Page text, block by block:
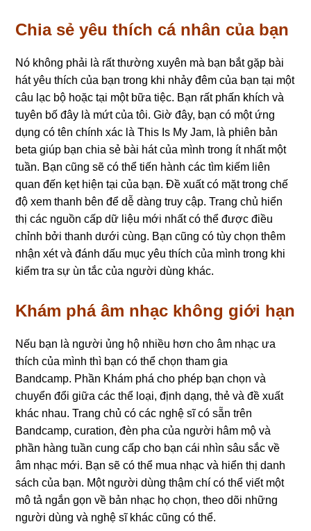
Chia sẻ yêu thích cá nhân của bạn
Nó không phải là rất thường xuyên mà bạn bắt gặp bài
hát yêu thích của bạn trong khi nhảy đêm của bạn tại một
câu lạc bộ hoặc tại một bữa tiệc. Bạn rất phấn khích và
tuyên bố đây là mứt của tôi. Giờ đây, bạn có một ứng
dụng có tên chính xác là This Is My Jam, là phiên bản
beta giúp bạn chia sẻ bài hát của mình trong ít nhất một
tuần. Bạn cũng sẽ có thể tiến hành các tìm kiếm liên
quan đến kẹt hiện tại của bạn. Đề xuất có mặt trong chế
độ xem thanh bên để dễ dàng truy cập. Trang chủ hiển
thị các nguồn cấp dữ liệu mới nhất có thể được điều
chỉnh bởi thanh dưới cùng. Bạn cũng có tùy chọn thêm
nhận xét và đánh dấu mục yêu thích của mình trong khi
kiểm tra sự ùn tắc của người dùng khác.
Khám phá âm nhạc không giới hạn
Nếu bạn là người ủng hộ nhiều hơn cho âm nhạc ưa
thích của mình thì bạn có thể chọn tham gia
Bandcamp. Phần Khám phá cho phép bạn chọn và
chuyển đổi giữa các thể loại, định dạng, thẻ và đề xuất
khác nhau. Trang chủ có các nghệ sĩ có sẵn trên
Bandcamp, curation, đèn pha của người hâm mộ và
phần hàng tuần cung cấp cho bạn cái nhìn sâu sắc về
âm nhạc mới. Bạn sẽ có thể mua nhạc và hiển thị danh
sách của bạn. Một người dùng thậm chí có thể viết một
mô tả ngắn gọn về bản nhạc họ chọn, theo dõi những
người dùng và nghệ sĩ khác cũng có thể.